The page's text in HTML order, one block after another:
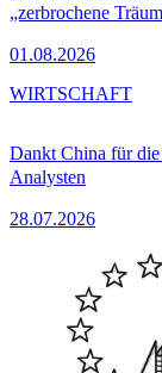
„zerbrochene
01.08.2026
Dankt China für
Analysten
28.07.2026
WIRTSCHAFT